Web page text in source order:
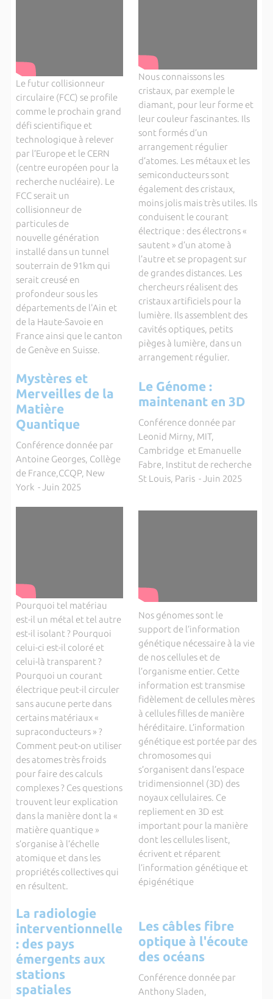
Le futur collisionneur
circulaire (FCC) se profile
comme le prochain grand
défi scientifique et
technologique à relever
par l’Europe et le CERN
(centre européen pour la
recherche nucléaire). Le
FCC serait un
collisionneur de
particules de
nouvelle génération
installé dans un tunnel
souterrain de 91km qui
serait creusé en
profondeur sous les
départements de l'Ain et
de la Haute-Savoie en
France ainsi que le canton
de Genève en Suisse.
Nous connaissons les
cristaux, par exemple le
diamant, pour leur forme et
leur couleur fascinantes. Ils
sont formés d’un
arrangement régulier
d’atomes. Les métaux et les
semiconducteurs sont
également des cristaux,
moins jolis mais très utiles. Ils
conduisent le courant
électrique : des électrons «
sautent » d’un atome à
l’autre et se propagent sur
de grandes distances. Les
chercheurs réalisent des
cristaux artificiels pour la
lumière. Ils assemblent des
cavités optiques, petits
pièges à lumière, dans un
arrangement régulier.
Mystères et
Merveilles de la
Matière
Quantique
Conférence donnée par
Antoine Georges, Collège
de France,CCQP, New
York - Juin 2025
Le Génome :
maintenant en 3D
Conférence donnée par
Leonid Mirny, MIT,
Cambridge et Emanuelle
Fabre, Institut de recherche
St Louis, Paris - Juin 2025
Pourquoi tel matériau
est-il un métal et tel autre
est-il isolant ? Pourquoi
celui-ci est-il coloré et
celui-là transparent ?
Pourquoi un courant
électrique peut-il circuler
sans aucune perte dans
certains matériaux «
supraconducteurs » ?
Comment peut-on utiliser
des atomes très froids
pour faire des calculs
complexes ? Ces questions
trouvent leur explication
dans la manière dont la «
matière quantique »
s’organise à l’échelle
atomique et dans les
propriétés collectives qui
en résultent.
Nos génomes sont le
support de l’information
génétique nécessaire à la vie
de nos cellules et de
l’organisme entier. Cette
information est transmise
fidèlement de cellules mères
à cellules filles de manière
héréditaire. L’information
génétique est portée par des
chromosomes qui
s’organisent dans l’espace
tridimensionnel (3D) des
noyaux cellulaires. Ce
repliement en 3D est
important pour la manière
dont les cellules lisent,
écrivent et réparent
l’information génétique et
épigénétique
La radiologie
interventionnelle
: des pays
émergents aux
stations
spatiales
Les câbles fibre
optique à l'écoute
des océans
Conférence donnée par
Anthony Sladen,